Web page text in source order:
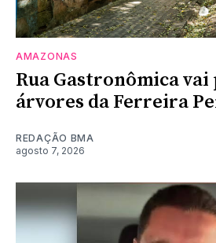
AMAZONAS
Rua Gastronômica
árvores da Ferreira
REDAÇÃO BMA
agosto 7, 2026